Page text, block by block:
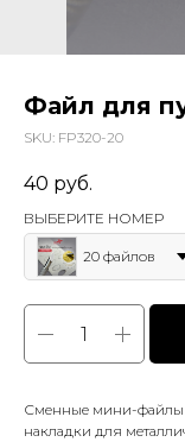
Файл для
SKU: FP320-20
40 руб.
ВЫБЕРИТЕ НОМЕР
20 файлов
Сменные мини-файлы
накладки для